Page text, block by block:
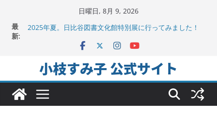
日曜日, 8月 9, 2026
最
新:
地方議会の「会派」って、なんだろう？！
ちよだの声ニュース No,9発信しました！
会」に参加
ヒートアイランド緩和のキーワードは「水と緑と風」
小枝すみ子 公式サイト